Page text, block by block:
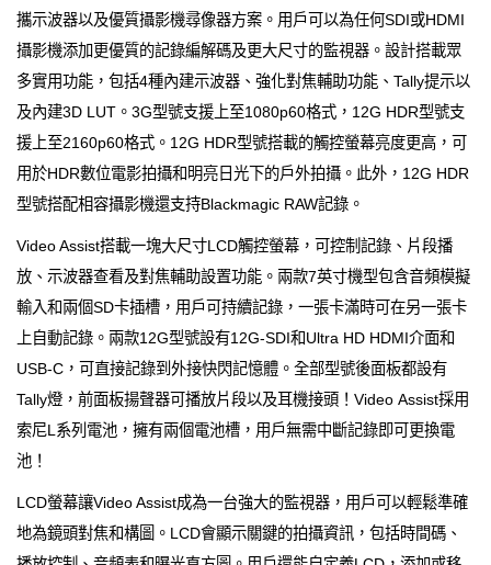
攜示波器以及優質攝影機尋像器方案。用戶可以為任何SDI或HDMI
攝影機添加更優質的記錄編解碼及更大尺寸的監視器。設計搭載眾
多實用功能，包括4種內建示波器、強化對焦輔助功能、Tally提示以
及內建3D LUT。3G型號支援上至1080p60格式，12G HDR型號支
援上至2160p60格式。12G HDR型號搭載的觸控螢幕亮度更高，可
用於HDR數位電影拍攝和明亮日光下的戶外拍攝。此外，12G HDR
型號搭配相容攝影機還支持Blackmagic RAW記錄。
Video Assist搭載一塊大尺寸LCD觸控螢幕，可控制記錄、片段播
放、示波器查看及對焦輔助設置功能。兩款7英寸機型包含音頻模擬
輸入和兩個SD卡插槽，用戶可持續記錄，一張卡滿時可在另一張卡
上自動記錄。兩款12G型號設有12G-SDI和Ultra HD HDMI介面和
USB-C，可直接記錄到外接快閃記憶體。全部型號後面板都設有
Tally燈，前面板揚聲器可播放片段以及耳機接頭！Video Assist採用
索尼L系列電池，擁有兩個電池槽，用戶無需中斷記錄即可更換電
池！
LCD螢幕讓Video Assist成為一台強大的監視器，用戶可以輕鬆準確
地為鏡頭對焦和構圖。LCD會顯示關鍵的拍攝資訊，包括時間碼、